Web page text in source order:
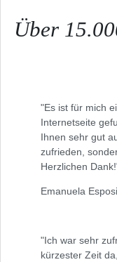
Über
"Es ist für mich
Internetseite
Ihnen sehr gut
zufrieden,
Herzlichen
Emanuela
"Ich war sehr
kürzester Zeit